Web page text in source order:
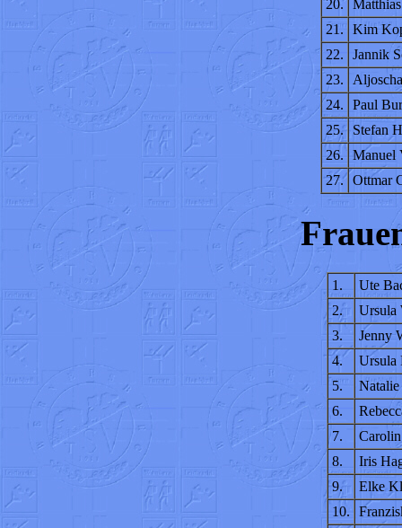
20.
21.
Kim
22.
Jannik
23.
24.
Paul
25.
Stefan
26.
Manuel
27. Ottmar
1.
Ute
2.
Ursula
3.
Jenny
4.
Ursula
5.
6.
7.
8.
Iris
9.
Elke
10.